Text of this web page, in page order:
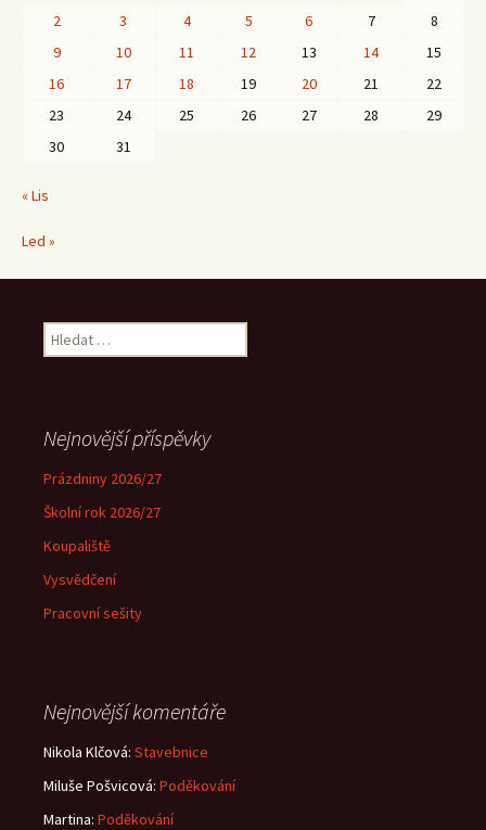
2
3 4 5 6 7
8
9
10 11 12 13 14
15
16
17 18 19 20 21
22
23
24 25 26 27 28
29
30
31
« Lis
Led »
Vyhledávání
Nejnovější příspěvky
Prázdniny 2026/27
Školní rok 2026/27
Koupaliště
Vysvědčení
Pracovní sešity
Nejnovější komentáře
Nikola Klčová: Stavebnice
Miluše Pošvicová: Poděkování
Martina: Poděkování